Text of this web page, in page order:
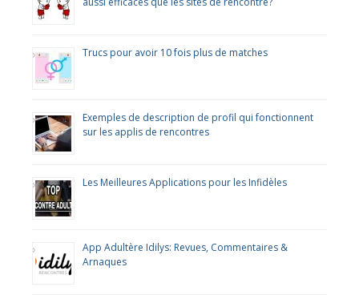
Trucs pour avoir 10 fois plus de matches
Exemples de description de profil qui fonctionnent
sur les applis de rencontres
Les Meilleures Applications pour les Infidèles
App Adultère Idilys: Revues, Commentaires &
Arnaques